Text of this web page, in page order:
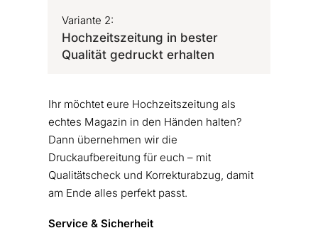
Variante 2:
Hochzeitszeitung in bester
Qualität gedruckt erhalten
Ihr möchtet eure Hochzeitszeitung als
echtes Magazin in den Händen halten?
Dann übernehmen wir die
Druckaufbereitung für euch – mit
Qualitätscheck und Korrekturabzug, damit
am Ende alles perfekt passt.
Service & Sicherheit